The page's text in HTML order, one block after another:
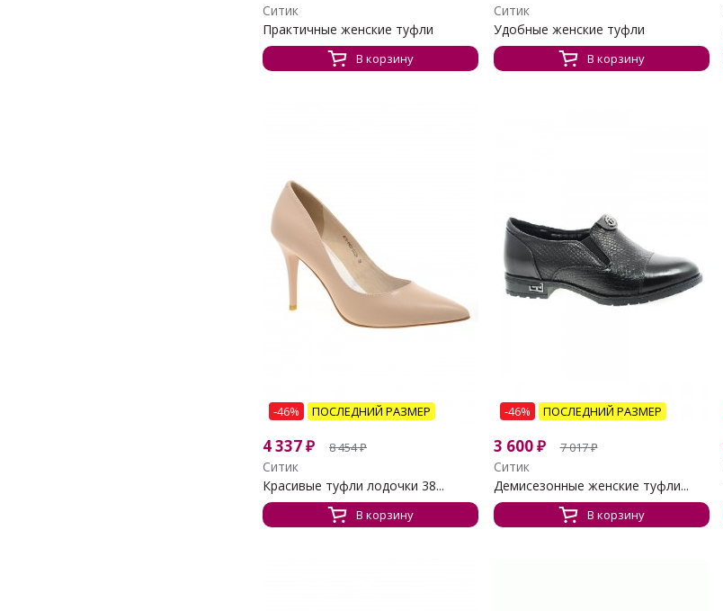
Ситик
Практичные женские туфли
В корзину
Ситик
Удобные женские туфли
В корзину
-46% ПОСЛЕДНИЙ РАЗМЕР
4 337₽ 8 454₽
Ситик
Красивые туфли лодочки 38...
В корзину
-46% ПОСЛЕДНИЙ РАЗМЕР
3 600₽ 7 017₽
Ситик
Демисезонные женские туфли...
В корзину